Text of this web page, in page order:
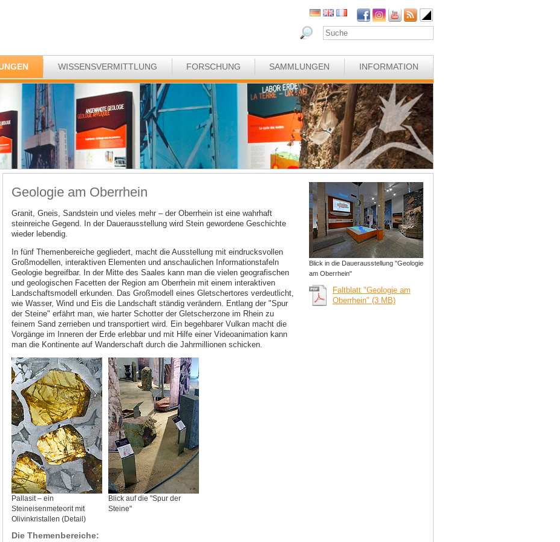
WISSENSVERMITTLUNG FORSCHUNG SAMMLUNGEN INFORMATION
Geologie am Oberrhein
Granit, Gneis, Sandstein und vieles mehr – der Oberrhein ist eine wahrhaft
steinreiche Gegend. In der Dauerausstellung wird Stein gewordene Geschichte
wieder lebendig.
In fünf Themenbereiche gegliedert, macht die Ausstellung mit eindrucksvollen
Großmodellen, interaktiven Elementen und anschaulichen Informationstafeln
Geologie begreifbar. In der Mitte des Saales kann man die vielen geografischen
und geologischen Facetten der Region am Oberrhein mit einem interaktiven
Landschaftsmodell erkunden. Das Großmodell eines Gletschertores verdeutlicht,
wie Wasser, Wind und Eis die Landschaft ständig verändern. Entlang der "Spur
der Steine" erfährt man, wie harter Schotter der Gletscherzone im Rhein zu
feinem Sand zerrieben und transportiert wird. Ein begehbarer Vulkan macht die
Vorgänge im Inneren der Erde erlebbar und mit Hilfe einer Videoanimation kann
man die Kontinente auf Wanderschaft durch die Jahrmillionen schicken.
Pallasit – ein
Steineisenmeteorit mit
Olivinkristallen (Detail)
Blick auf die "Spur der
Steine"
Die Themenbereiche:
Blick in die Dauerausstellung "Geologie
am Oberrhein"
Faltblatt "Geologie am
Oberrhein" (3 MB)